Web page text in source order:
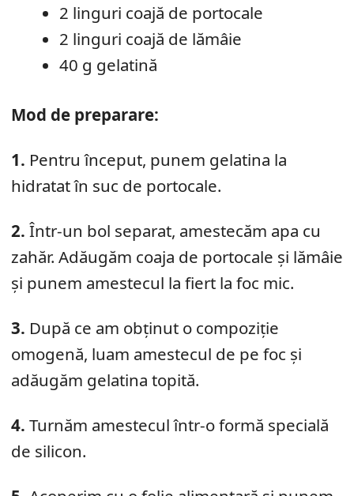
2 linguri coajă de portocale
2 linguri coajă de lămâie
40 g gelatină
Mod de preparare:
1. Pentru început, punem gelatina la
hidratat în suc de portocale.
2. Într-un bol separat, amestecăm apa cu
zahăr. Adăugăm coaja de portocale și lămâie
și punem amestecul la fiert la foc mic.
3. După ce am obținut o compoziție
omogenă, luam amestecul de pe foc și
adăugăm gelatina topită.
4. Turnăm amestecul într-o formă specială
de silicon.